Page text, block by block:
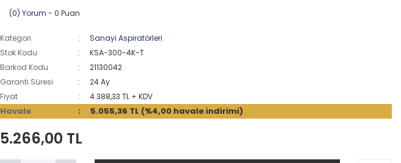
(0) Yorum - 0 Puan
Kategori
Sanayi Aspiratörleri
Stok Kodu
KSA-300-4K-T
Barkod Kodu
21130042
Garanti Süresi
24 Ay
Fiyat
4.388,33 TL + KDV
Havale 5.055,36 TL (%4,00 havale indirimi)
5.266,00 TL